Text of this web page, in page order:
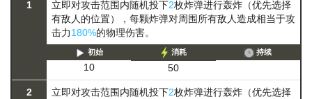
1 立即对攻击范围内随机投下2枚炸弹进行轰炸（优先选择
有敌人的位置），每颗炸弹对周围所有敌人造成相当于攻
击力180%的物理伤害。
初始
10
消耗
50
持续
2 立即对攻击范围内随机投下2枚炸弹进行轰炸（优先选择